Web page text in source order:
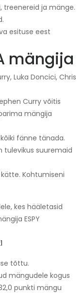
treenereid ja mänge.
esituse eest
mängija
Luka Doncici, Chris
Curry võitis
mängija
fänne tänada.
tulevikus suuremaid
Kohtumiseni
kes hääletasid
ESPY
tõttu.
mängudele kogus
punkti mängu